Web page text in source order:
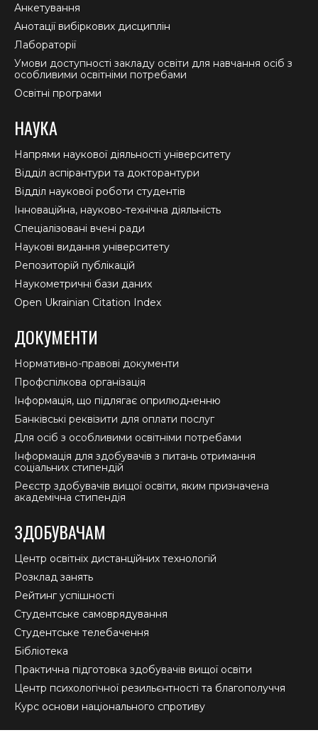
Анкетування
Анотації вибіркових дисциплін
Лабораторії
Умови доступності закладу освіти для навчання осіб з
особливими освітніми потребами
Освітні програми
НАУКА
Напрями наукової діяльності університету
Відділ аспірантури та докторантури
Відділ наукової роботи студентів
Інноваційна, науково-технічна діяльність
Спеціалізовані вчені ради
Наукові видання університету
Репозиторій публікацій
Наукометричні бази даних
Open Ukrainian Citation Index
ДОКУМЕНТИ
Нормативно-правові документи
Профспілкова організація
Інформація, що підлягає оприлюдненню
Банківські реквізити для оплати послуг
Для осіб з особливими освітніми потребами
Інформація для здобувачів з питань отримання
соціальних стипендій
Реєстр здобувачів вищої освіти, яким призначена
академічна стипендія
ЗДОБУВАЧАМ
Центр освітніх дистанційних технологій
Розклад занять
Рейтинг успішності
Студентське самоврядування
Студентське телебачення
Бібліотека
Практична підготовка здобувачів вищої освіти
Центр психологічної резильєнтності та благополуччя
Курс основи національного спротиву